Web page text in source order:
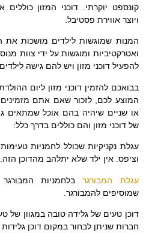
קונספט יוקרתי. דוכני המזון
ויוצר אווירת פסטיבל.
המנות שמוגשות לילדים מושכות את
ואטרקטיביות ומוגשות על ידי צוות
להפעיל דוכני מזון ויש להם גישה
בבואכם להזמין דוכני מזון ליום
המוצע לכם, לזכור שאם אתם מזמינים
או שניים שיהיה בהם אוכל שמתאים
של דוכני מזון והם כוללים בדרך כלל:
עגלת נקניקיותשכולל לחמניות
וציפס. אין ילד שלא יתלהב מהדוכן הזה.
עגלת המבורגרבלחמניות
שמוסיפים להמבורגר.
דוכן טעים של גלידה טובה במגוון של
חברות שניתן לבחור במקום דוכן גלידות